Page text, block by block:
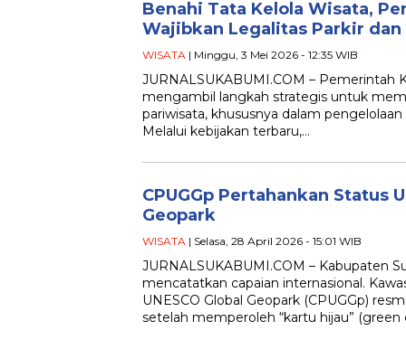
Benahi Tata Kelola Wisata,
Wajibkan Legalitas Parkir dan
WISATA | Minggu, 3 Mei 2026 - 12:35 WIB
JURNALSUKABUMI.COM – Pemerintah
mengambil langkah strategis untuk
pariwisata, khususnya dalam
Melalui kebijakan terbaru,…
CPUGGp Pertahankan Status
Geopark
WISATA | Selasa, 28 April 2026 - 15:01 WIB
JURNALSUKABUMI.COM – Kabupaten
mencatatkan capaian internasional.
UNESCO Global Geopark (CPUGGp)
setelah memperoleh “kartu hijau” (green